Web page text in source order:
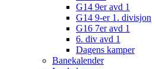
G14 9er avd 1
G14 9-er 1. divisjon
G16 7er avd 1
6. div avd 1
Dagens kamper
Banekalender